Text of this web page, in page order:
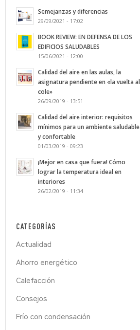
Semejanzas y diferencias
29/09/2021 - 17:02
BOOK REVIEW: EN DEFENSA DE LOS
EDIFICIOS SALUDABLES
15/06/2021 - 12:00
Calidad del aire en las aulas, la
asignatura pendiente en «la vuelta al
cole»
26/09/2019 - 13:51
Calidad del aire interior: requisitos
mínimos para un ambiente saludable
y confortable
01/03/2019 - 09:23
¡Mejor en casa que fuera! Cómo
lograr la temperatura ideal en
interiores
26/02/2019 - 11:34
CATEGORÍAS
Actualidad
Ahorro energético
Calefacción
Consejos
Frío con condensación